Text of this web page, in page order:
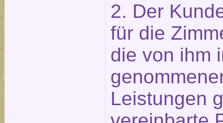
2. Der
für die
die von ihm
Leistungen